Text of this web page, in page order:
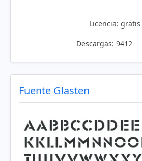
Licencia: gratis
Descargas: 9412
Fuente Glasten